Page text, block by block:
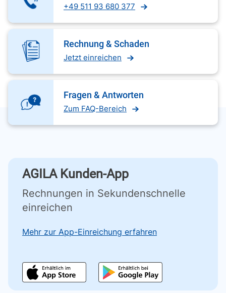
+49 511 93 680 377
Rechnung & Schaden
Jetzt einreichen
Fragen & Antworten
Zum FAQ-Bereich
AGILA Kunden-App
Rechnungen in Sekundenschnelle
einreichen
Mehr zur App-Einreichung erfahren